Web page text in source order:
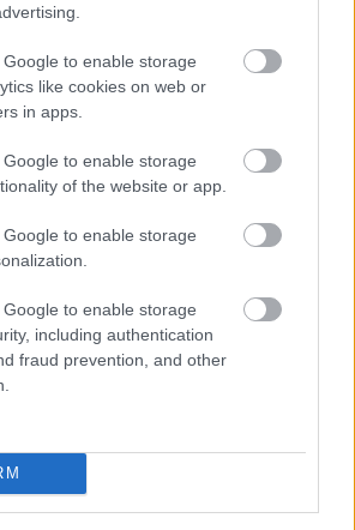
to enable storage
like cookies on web or
in apps.
to enable storage
of the website or app.
to enable storage
to enable storage
including authentication
fraud prevention, and other
HIRDETÉS
HIRDETÉS
lakosságra is fontos szerep hárul a
elkerülésében
továbbképzésekkel segíti
is a társadalmi kihívások
a Gál Ferenc Egyetem